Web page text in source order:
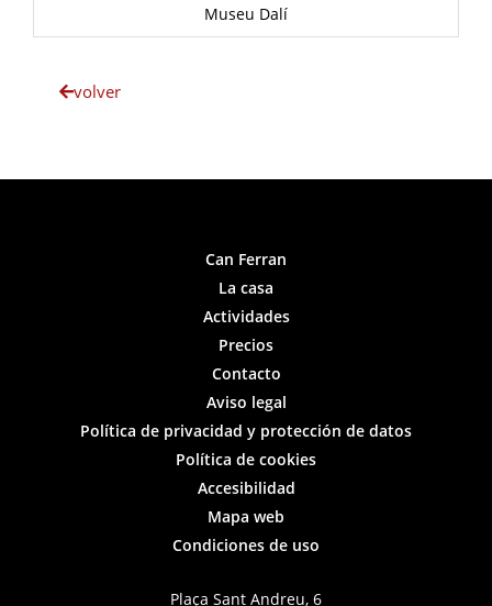
Museu Dalí
volver
Can Ferran
La casa
Actividades
Precios
Contacto
Aviso legal
Política de privacidad y protección de datos
Política de cookies
Accesibilidad
Mapa web
Condiciones de uso
Plaça Sant Andreu, 6